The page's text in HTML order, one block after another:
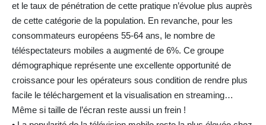
et le taux de pénétration de cette pratique n’évolue plus auprès
de cette catégorie de la population. En revanche, pour les
consommateurs européens 55-64 ans, le nombre de
téléspectateurs mobiles a augmenté de 6%. Ce groupe
démographique représente une excellente opportunité de
croissance pour les opérateurs sous condition de rendre plus
facile le téléchargement et la visualisation en streaming…
Même si taille de l’écran reste aussi un frein !